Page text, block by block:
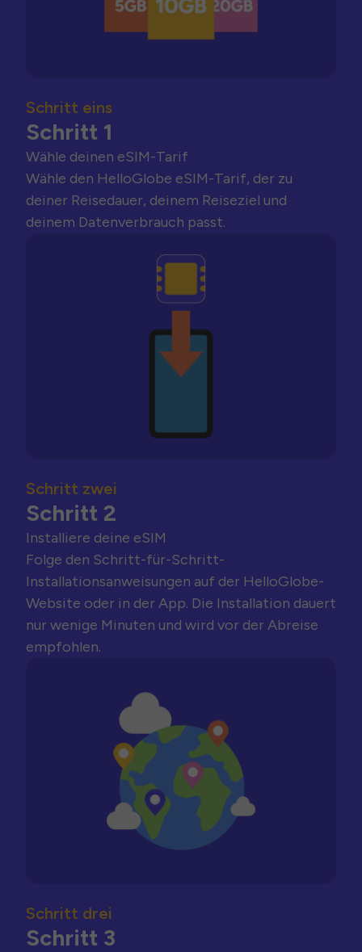
Schritt eins
Schritt 1
Wähle deinen eSIM-Tarif
Wähle den HelloGlobe eSIM-Tarif, der zu
deiner Reisedauer, deinem Reiseziel und
deinem Datenverbrauch passt.
Schritt zwei
Schritt 2
Installiere deine eSIM
Folge den Schritt-für-Schritt-
Installationsanweisungen auf der HelloGlobe-
Website oder in der App. Die Installation dauert
nur wenige Minuten und wird vor der Abreise
empfohlen.
Schritt drei
Schritt 3